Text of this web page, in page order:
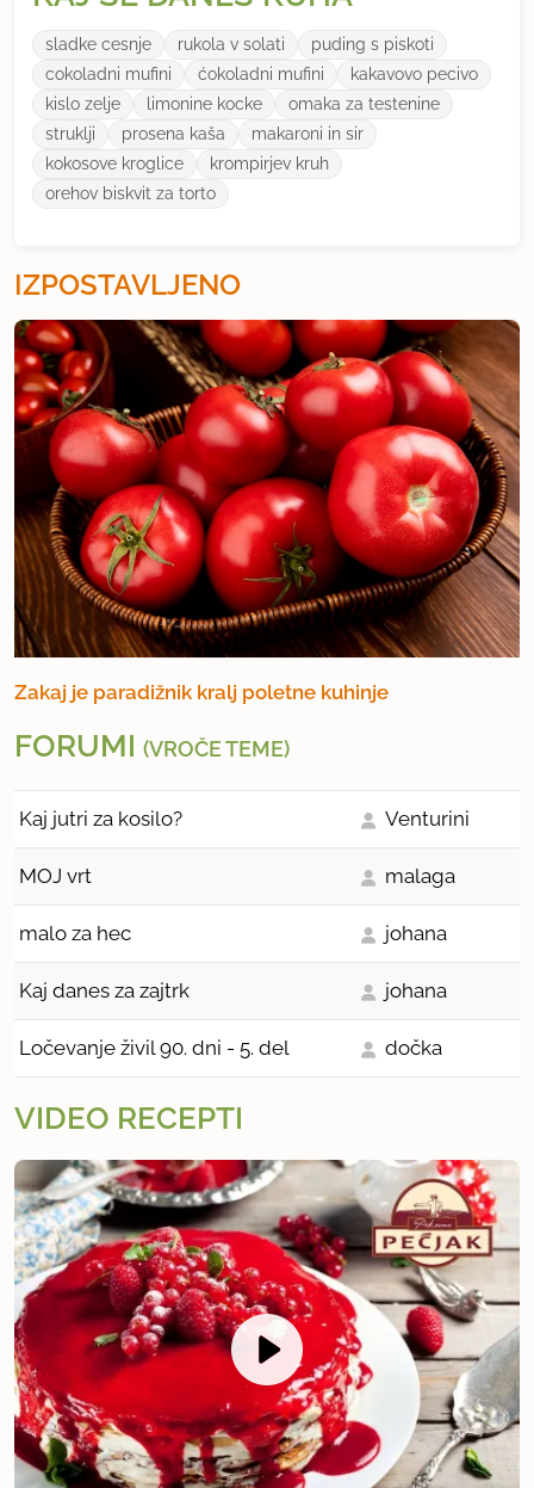
sladke cesnje rukola v solati
puding s piskoti
cokoladni mufini
ćokoladni mufini
kakavovo pecivo
kislo zelje
limonine kocke
omaka za testenine
struklji
prosena kaša
makaroni in sir
kokosove kroglice
krompirjev kruh
orehov biskvit za torto
IZPOSTAVLJENO
Zakaj je paradižnik kralj poletne kuhinje
FORUMI (VROČE TEME)
Kaj jutri za kosilo? Venturini
MOJ vrt malaga
malo za hec johana
Kaj danes za zajtrk johana
Ločevanje živil 90. dni - 5. del dočka
VIDEO RECEPTI